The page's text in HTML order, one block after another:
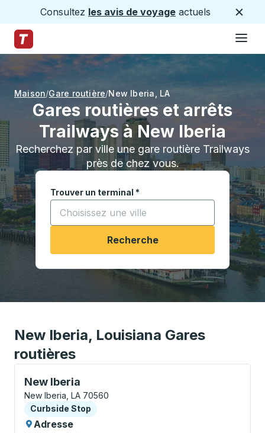
Consultez les avis de voyage actuels
Page d'accueil des sentiers
Maison Gare routière New Iberia LA
Gares routières et arrêts
Trailways à New Iberia
Recherchez par ville une gare routière Trailways
près de chez vous.
Trouver un terminal *
Commencez à saisir une ville pour ouvrir les
Recherche
New Iberia, Louisiana Gares
routières
New Iberia
Curbside Stop, utilisez les touches fléchées ou la
New Iberia, LA 70560
Curbside Stop
Curbside Stop
Adresse